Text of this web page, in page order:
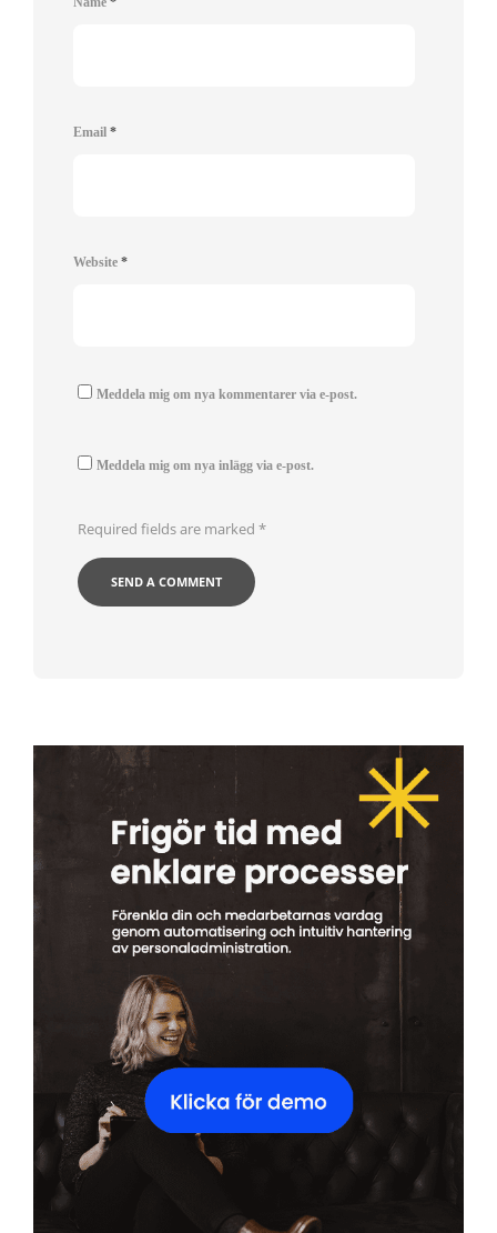
Email *
Website *
Meddela mig om nya kommentarer via e-post.
Meddela mig om nya inlägg via e-post.
Required fields are marked *